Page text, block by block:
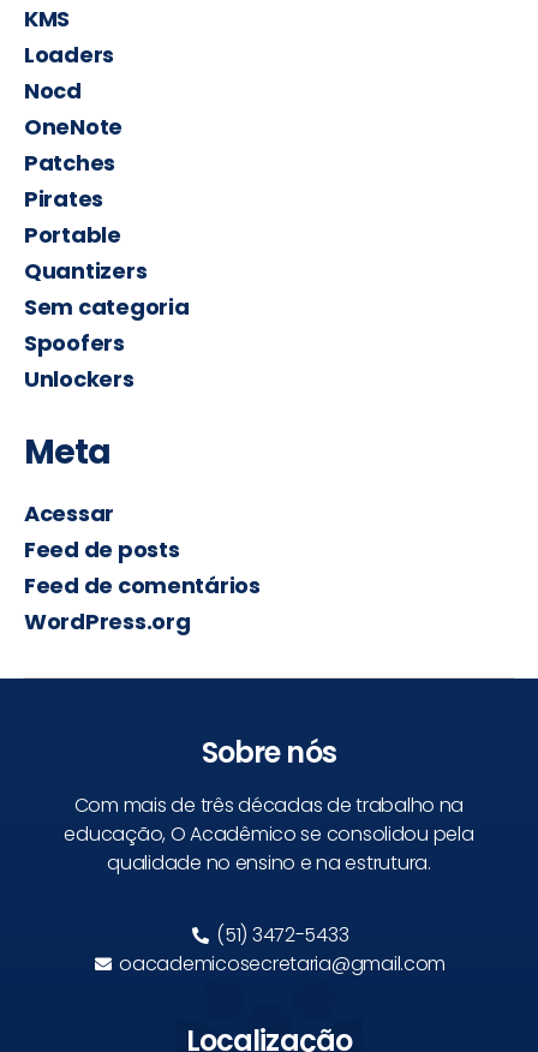
KMS
Loaders
Nocd
OneNote
Patches
Pirates
Portable
Quantizers
Sem categoria
Spoofers
Unlockers
Meta
Acessar
Feed de posts
Feed de comentários
WordPress.org
Sobre nós
Com mais de três décadas de trabalho na
educação, O Acadêmico se consolidou pela
qualidade no ensino e na estrutura.
(51) 3472-5433
oacademicosecretaria@gmail.com
Localização